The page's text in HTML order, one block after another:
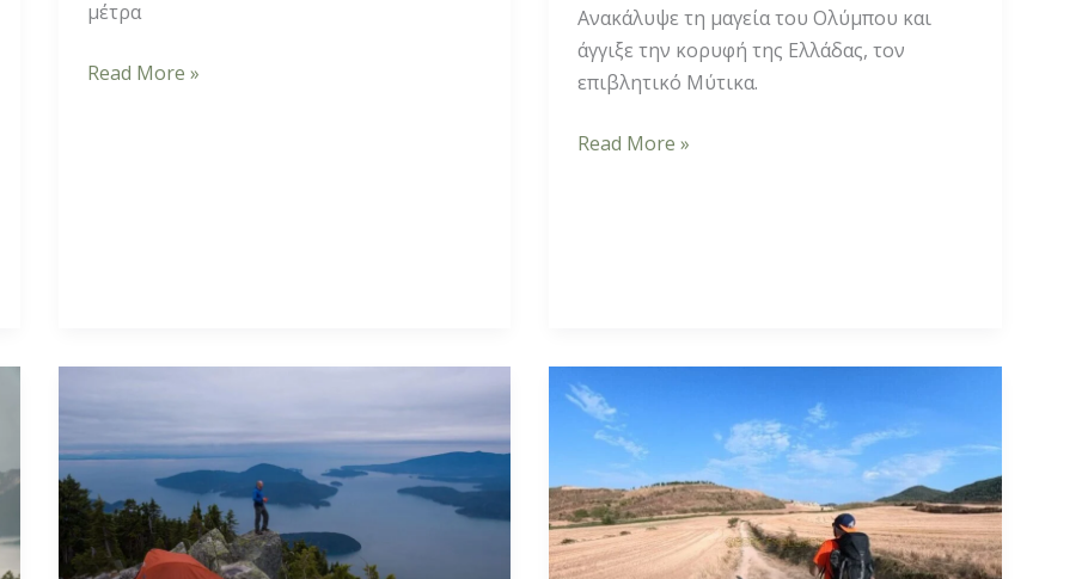
μέτρα
Read More »
Ανακάλυψε τη μαγεία του Ολύμπου και
άγγιξε την κορυφή της Ελλάδας, τον
επιβλητικό Μύτικα.
Read More »
σε
Βήματα
Εξοπλισμός
Camino
de
Santiago